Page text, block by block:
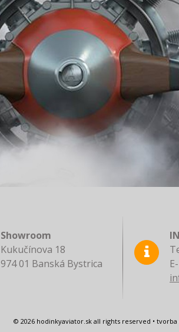
Showroom
Kukučínova 18
974 01 Banská Bystrica
© 2026 hodinkyaviator.sk all rights reserved •